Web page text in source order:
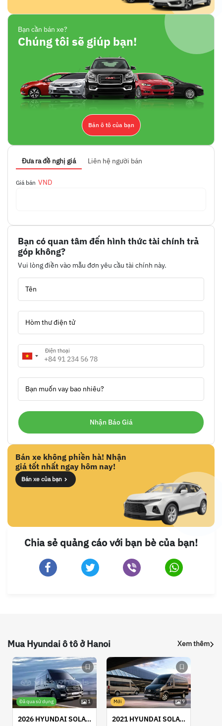
Bạn cần bán xe?
Chúng tôi sẽ giúp bạn!
Bán ô tô của bạn
Đưa ra đề nghị giá Liên hệ người bán
Giá bán VND
Bạn có quan tâm đến hình thức tài chính trả
góp không?
Vui lòng điền vào mẫu đơn yêu cầu tài chính này.
Tên
Hòm thư điện tử
Điện thoại
Bạn muốn vay bao nhiêu?
Bán xe không phiền hà! Nhận
giá tốt nhất ngay hôm nay!
Bán xe của bạn
Chia sẻ quảng cáo với bạn bè của bạn!
Mua Hyundai ô tô ở Hanoi Xem thêm
Đã qua sử dụng 1
2026 HYUNDAI SOLATI
Mới 9
2021 HYUNDAI SOLATI